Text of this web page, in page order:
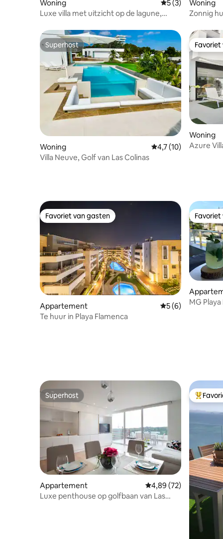
Woning Gemiddelde
5 (3)
Luxe villa met uitzicht op de lagune,
Woning
Zonnig
Superhost
Superhost
Woning Gemiddelde
4,7 (10)
Villa Neuve, Golf van Las Colinas
Woning
Azure
Favoriet van gasten
Favoriet van gasten
Appartement Gemiddelde
5 (6)
Te huur in Playa Flamenca
MG
Superhost
Superhost
Appartement Gemiddelde
4,89 (72)
Luxe penthouse op golfbaan van Las